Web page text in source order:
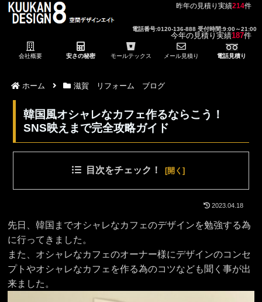
昨年の見積り実績214件
今年の見積り実績187件
電話番号:0120-136-888 受付時間:9:00～21:00
会社概要 安さの秘密 モールテックス メール見積り 電話見積り
ホーム 滋賀 リフォーム ブログ
韓国風オシャレなカフェ作るならこう！
SNS映えまで完全攻略ガイド
目次をチェック！
2023.04.18
先日、韓国までオシャレなカフェのデザインを勉強する為
に行ってきました。
また、オシャレなカフェのオーナー様にデザインのコンセ
プトやオシャレなカフェを作る為のコツなども聞く事が出
来ました。